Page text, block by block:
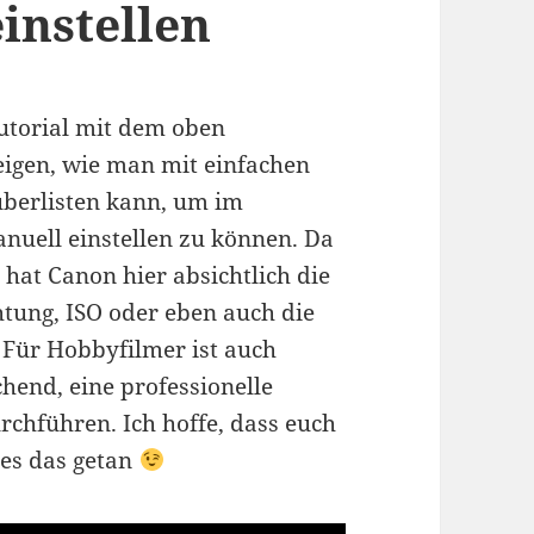
mit dem oben
wie man mit einfachen
kann, um im
einstellen zu können. Da
Canon hier absichtlich die
ISO oder eben auch die
Hobbyfilmer ist auch
eine professionelle
Ich hoffe, dass euch
das getan